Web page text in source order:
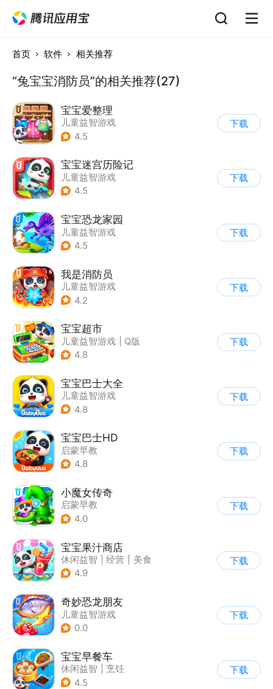
首页 软件 相关推荐
“兔宝宝消防员”的相关推荐(27)
宝宝爱整理
儿童益智游戏
| 启蒙早教
4.5
下载
宝宝迷宫历险记
儿童益智游戏
| 启蒙早教
4.5
下载
宝宝恐龙家园
儿童益智游戏
| 启蒙早教
4.5
下载
我是消防员
儿童益智游戏
| 启蒙早教
4.2
下载
宝宝超市
儿童益智游戏
Q版
4.8
下载
宝宝巴士大全
儿童益智游戏
| 启蒙早教
4.8
下载
宝宝巴士HD
启蒙早教
| 儿童益智游戏
4.8
下载
小魔女传奇
启蒙早教
| 儿童益智游戏
4.0
下载
宝宝果汁商店
休闲益智 经营
美食
| 宝宝巴士
4.9
下载
奇妙恐龙朋友
儿童益智游戏
| 启蒙早教
0.0
下载
宝宝早餐车
休闲益智
烹饪
| 宝宝巴士
4.5
下载